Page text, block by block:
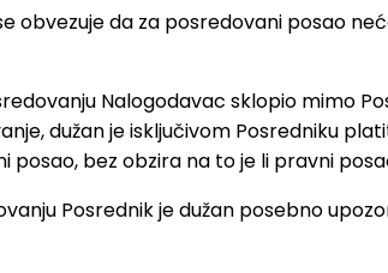
obvezuje da za posredovani posao
Nalogodavac sklopio mimo
dužan je isključivom Posredniku
bez obzira na to je li pravni
Posrednik je dužan posebno